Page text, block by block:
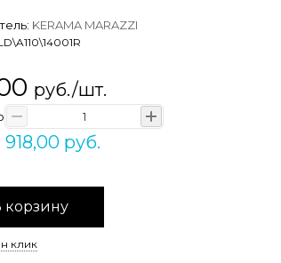
KERAMA MARAZZI
руб./шт.
918,00 руб.
корзину
клик